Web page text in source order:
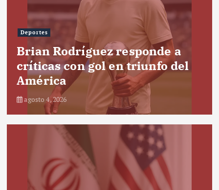
Deportes
Brian Rodríguez responde a
críticas con gol en triunfo del
América
agosto 4, 2026